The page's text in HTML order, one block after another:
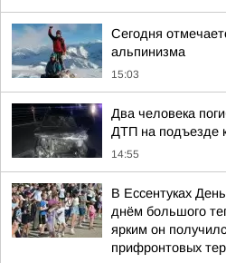
Сегодня
альпинизма
15:03
Два человека
ДТП на подъезде
14:55
В Ессентуках
днём большого
ярким он
прифронтовых